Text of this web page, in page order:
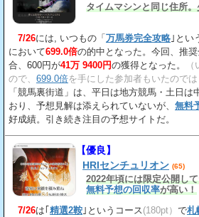
タイムマシンと同じ住所
7/26には, いつもの「 万馬券完全攻略 ｣とい
において699.0倍の的中となった。今回、推
合、600円が41万 9400円の獲得となった。
ので、 699.0倍を手にした参加者もいたのでは
「競馬裏街道」は、平日は地方競馬・土日は
おり、予想見解は添えられていないが、 無料
好成績。引き続き注目の予想サイトだ。
【優良】
HRIセンチュリオン (65)
2022年頃には限定公開し
無料予想の回収率が高い！
7/26は｢ 精選2鞍 ｣というコース(180pt） で札